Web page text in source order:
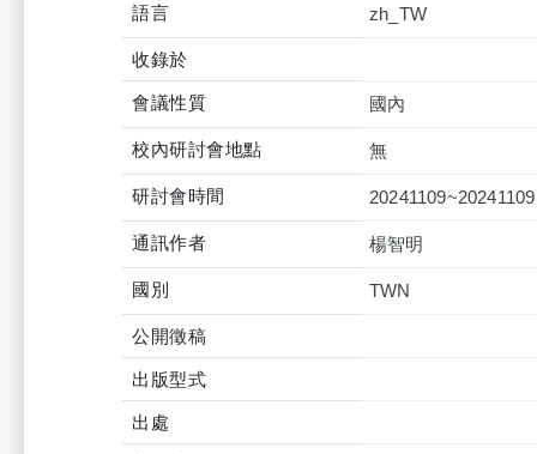
語言 zh_TW
收錄於
會議性質 國內
校內研討會地點 無
研討會時間 20241109~20241109
通訊作者 楊智明
國別 TWN
公開徵稿
出版型式
出處